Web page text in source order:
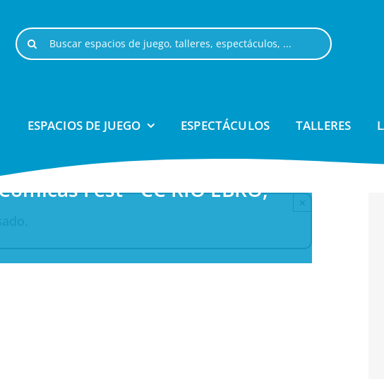
Buscar:
ESPACIOS DE JUEGO ESPECTÁCULOS TALLERES
Fest • CC RÍO EBRO,